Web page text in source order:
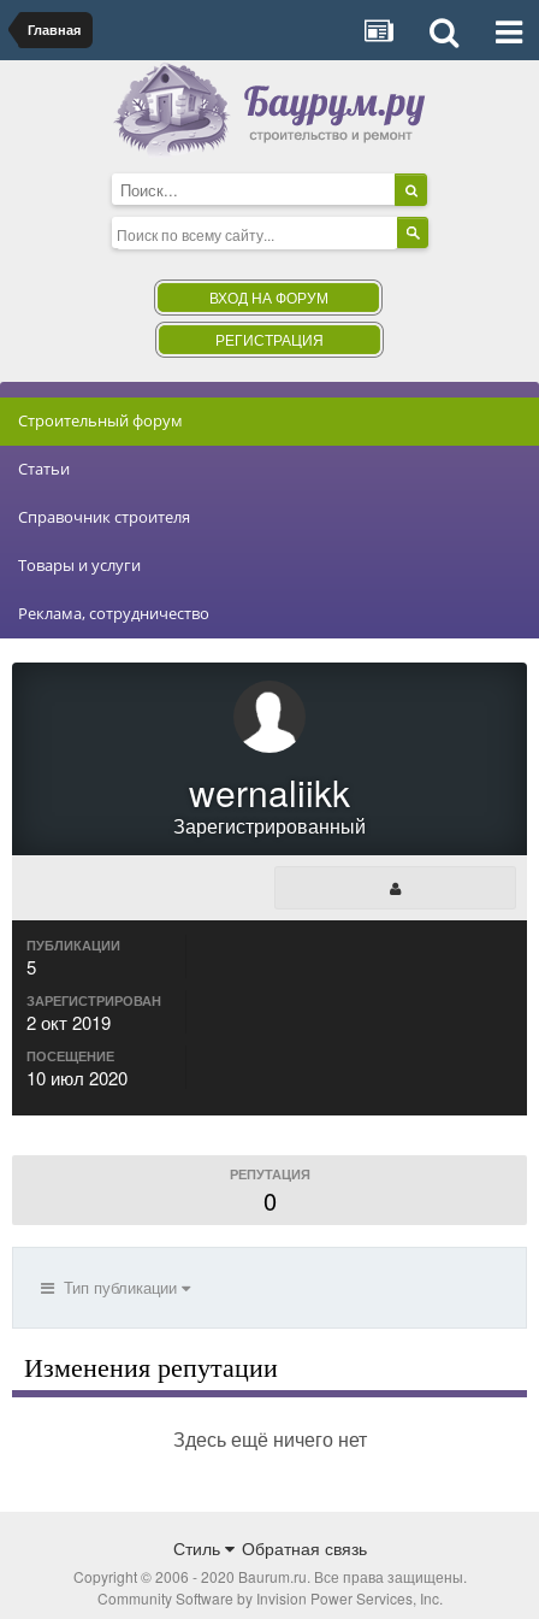
Главная
ВХОД НА ФОРУМ
РЕГИСТРАЦИЯ
Строительный форум
Статьи
Справочник строителя
Товары и услуги
Реклама, сотрудничество
wernaliikk
Зарегистрированный
ПУБЛИКАЦИИ
5
ЗАРЕГИСТРИРОВАН
2 окт 2019
ПОСЕЩЕНИЕ
10 июл 2020
РЕПУТАЦИЯ
0
Тип публикации
Изменения репутации
Здесь ещё ничего нет
Стиль Обратная связь
Copyright © 2006 - 2020 Baurum.ru. Все права защищены.
Community Software by Invision Power Services, Inc.